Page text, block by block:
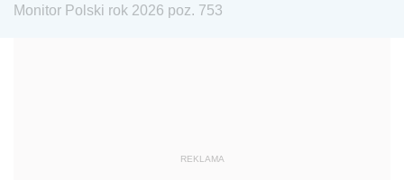
1975 1974
1959
Monitor Polski rok 2026 poz. 753
REKLAMA